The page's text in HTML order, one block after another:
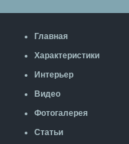
Главная
Характеристики
Интерьер
Видео
Фотогалерея
Статьи